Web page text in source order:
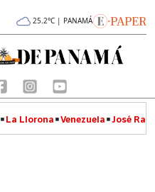
25.2°C | PANAMÁ
La Llorona Venezuela José